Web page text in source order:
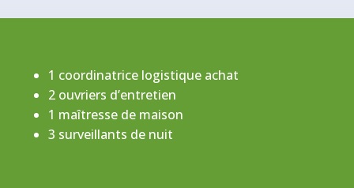
1 coordinatrice logistique achat
2 ouvriers d’entretien
1 maîtresse de maison
3 surveillants de nuit